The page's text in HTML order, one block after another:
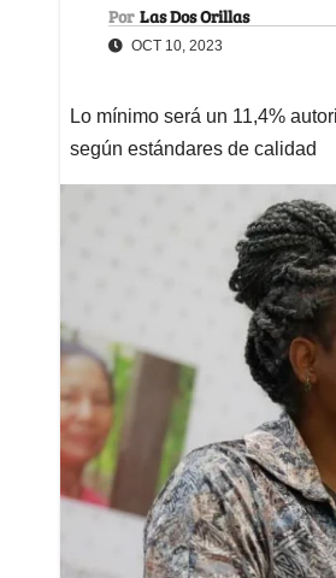
Por Las Dos Orillas
OCT 10, 2023
Lo mínimo será un 11,4%
según estándares de calidad